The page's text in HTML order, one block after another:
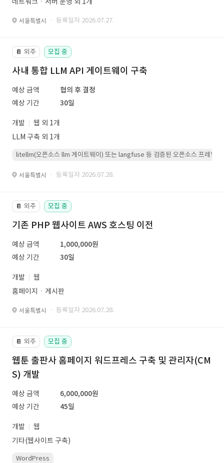
서울특별시 · 등록일자 2026.07.27.
📔 외주 모집 중
사내 통합 LLM API 게이트웨이 구축
예상 금액
협의 후 결정
예상 기간
30일
개발
웹 외 1개
LLM 구축 외 1개
litellm(오픈소스 llm 게이트웨이) 또는 langfuse 등 검증된 오픈소스 프레임워
서울특별시 · 등록일자 2026.07.28.
📔 외주 모집 중
기존 PHP 웹사이트 AWS 호스팅 이전
예상 금액
1,000,000원
예상 기간
30일
개발
웹
홈페이지ㆍ게시판
서울특별시 · 등록일자 2026.07.28.
📔 외주 모집 중
웹툰 출판사 홈페이지 워드프레스 구축 및 관리자(CM
S) 개발
예상 금액
6,000,000원
예상 기간
45일
개발
웹
기타(웹사이트 구축)
WordPress